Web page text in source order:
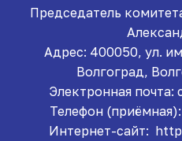
Председатель
Адрес: 400050, ул.
Волгоград,
Электронная
Телефон
Интернет-сайт: